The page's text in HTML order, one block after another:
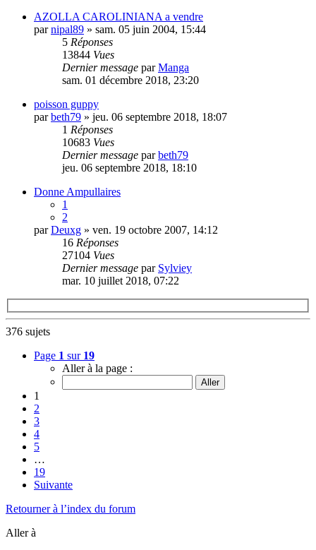
AZOLLA CAROLINIANA a vendre
parnipal89 » sam. 05 juin 2004, 15:44
5 Réponses
13844 Vues
Dernier message parManga
sam. 01 décembre 2018, 23:20
poisson guppy
parbeth79 » jeu. 06 septembre 2018, 18:07
1 Réponses
10683 Vues
Dernier message parbeth79
jeu. 06 septembre 2018, 18:10
Donne Ampullaires
1
2
parDeuxg » ven. 19 octobre 2007, 14:12
16 Réponses
27104 Vues
Dernier message par Sylviey
mar. 10 juillet 2018, 07:22
376 sujets
Page 1 sur 19
Aller à la page :
1
2
3
4
5
…
19
Suivante
Retourner à l’index du forum
Aller à